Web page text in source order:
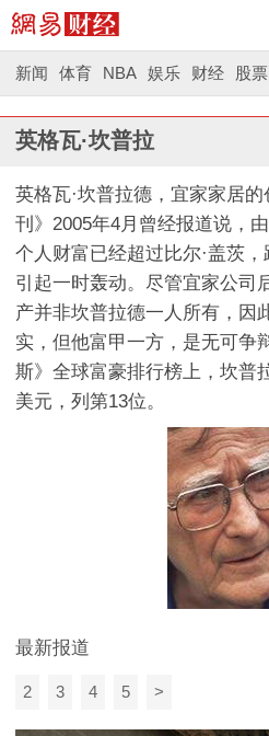
新闻 体育 NBA 娱乐 财经 股票
英格瓦·坎普拉
英格瓦·坎普拉德，宜家家居
刊》2005年4月曾经报道说，
个人财富已经超过比尔·盖茨
引起一时轰动。尽管宜家公司
产并非坎普拉德一人所有，因
实，但他富甲一方，是无可争
斯》全球富豪排行榜上，坎普
美元，列第13位。
最新报道
2 3 4 5 >